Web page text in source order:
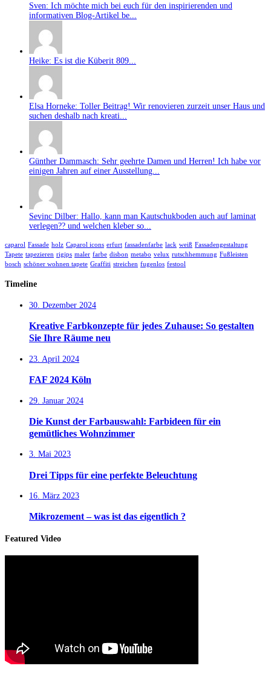
Sven: Ich möchte mich bei euch für den inspirierenden und
informativen Blog-Artikel be...
Heike: Es ist die Küberit 809...
Elsa Horneke: Toller Beitrag! Wir renovieren zurzeit unser Haus und
suchen deshalb nach kreati...
Günther Dammasch: Sehr geehrte Damen und Herren! Ich habe vor
einigen Jahren auf einer Ausstellung...
Sevinc Dilber: Hallo, kann man Kautschukboden auch auf laminat
verlegen?? und welchen kleber so...
caparol Fassade holz Caparol icons erfurt fassadenfarbe lack weiß Fassadengestaltung
Tapete tapezieren rigips maler farbe disbon metabo velux rutschhemmung Fußleisten
bosch schöner wohnen tapete Graffiti streichen fugenlos festool
Timeline
30. Dezember 2024
Kreative Farbkonzepte für jedes Zuhause: So gestalten
Sie Ihre Räume neu
23. April 2024
FAF 2024 Köln
29. Januar 2024
Die Kunst der Farbauswahl: Farbideen für ein
gemütliches Wohnzimmer
3. Mai 2023
Drei Tipps für eine perfekte Beleuchtung
16. März 2023
Mikrozement – was ist das eigentlich ?
Featured Video